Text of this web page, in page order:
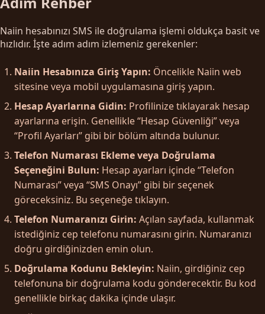
Naiin hesabınızı SMS ile doğrulama işlemi oldukça basit ve
hızlıdır. İşte adım adım izlemeniz gerekenler:
Naiin Hesabınıza Giriş Yapın: Öncelikle Naiin web
sitesine veya mobil uygulamasına giriş yapın.
Hesap Ayarlarına Gidin: Profilinize tıklayarak hesap
ayarlarına erişin. Genellikle “Hesap Güvenliği” veya
“Profil Ayarları” gibi bir bölüm altında bulunur.
Telefon Numarası Ekleme veya Doğrulama
Seçeneğini Bulun: Hesap ayarları içinde “Telefon
Numarası” veya “SMS Onayı” gibi bir seçenek
göreceksiniz. Bu seçeneğe tıklayın.
Telefon Numaranızı Girin: Açılan sayfada, kullanmak
istediğiniz cep telefonu numarasını girin. Numaranızı
doğru girdiğinizden emin olun.
Doğrulama Kodunu Bekleyin: Naiin, girdiğiniz cep
telefonuna bir doğrulama kodu gönderecektir. Bu kod
genellikle birkaç dakika içinde ulaşır.